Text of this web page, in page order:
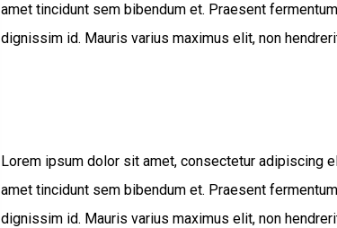
amet tincidunt sem bibendum et. Praesent
dignissim id. Mauris varius maximus elit, non
Lorem ipsum dolor sit amet, consectetur adipiscing
amet tincidunt sem bibendum et. Praesent
dignissim id. Mauris varius maximus elit, non